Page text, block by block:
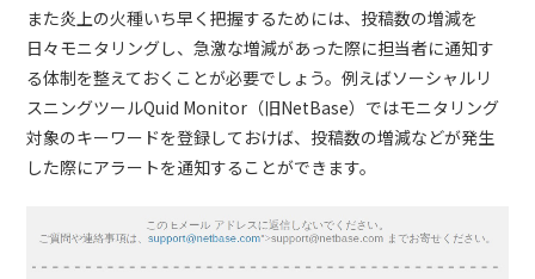
また炎上の火種いち早く把握するためには、投稿数の増減を
日々モニタリングし、急激な増減があった際に担当者に通知す
る体制を整えておくことが必要でしょう。例えばソーシャルリ
スニングツールQuid Monitor（旧NetBase）ではモニタリング
対象のキーワードを登録しておけば、投稿数の増減などが発生
した際にアラートを通知することができます。